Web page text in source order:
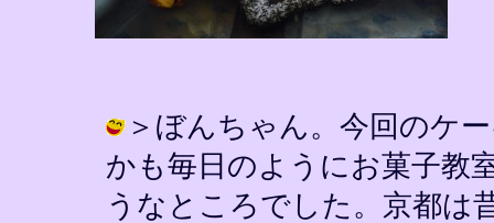
＞ぼんちゃん。今回のケ
かも毎日のようにお菓子教
うなところでした。京都は